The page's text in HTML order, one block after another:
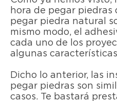
hora de pegar piedras
pegar piedra natural
mismo modo, el
cada uno de los
algunas
Dicho lo anterior, las
pegar piedras son
casos. Te bastará